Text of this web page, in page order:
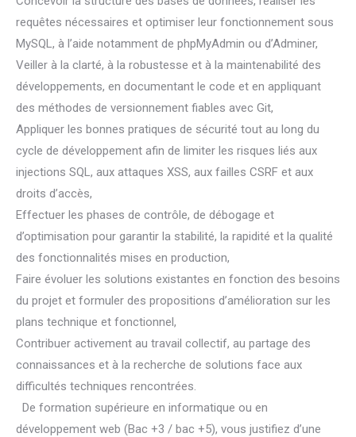
requêtes nécessaires et optimiser leur fonctionnement sous
MySQL, à l’aide notamment de phpMyAdmin ou d’Adminer,
Veiller à la clarté, à la robustesse et à la maintenabilité des
développements, en documentant le code et en appliquant
des méthodes de versionnement fiables avec Git,
Appliquer les bonnes pratiques de sécurité tout au long du
cycle de développement afin de limiter les risques liés aux
injections SQL, aux attaques XSS, aux failles CSRF et aux
droits d’accès,
Effectuer les phases de contrôle, de débogage et
d’optimisation pour garantir la stabilité, la rapidité et la qualité
des fonctionnalités mises en production,
Faire évoluer les solutions existantes en fonction des besoins
du projet et formuler des propositions d’amélioration sur les
plans technique et fonctionnel,
Contribuer activement au travail collectif, au partage des
connaissances et à la recherche de solutions face aux
difficultés techniques rencontrées.
De formation supérieure en informatique ou en
développement web (Bac +3 / bac +5), vous justifiez d’une